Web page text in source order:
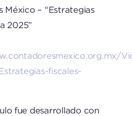
México – “Estrategias
2025”
fiscales-
fue desarrollado con